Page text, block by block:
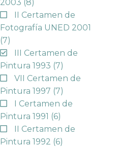
2003 (8)
II Certamen de
Fotografía UNED 2001
(7)
III Certamen de
Pintura 1993 (7)
VII Certamen de
Pintura 1997 (7)
I Certamen de
Pintura 1991 (6)
II Certamen de
Pintura 1992 (6)